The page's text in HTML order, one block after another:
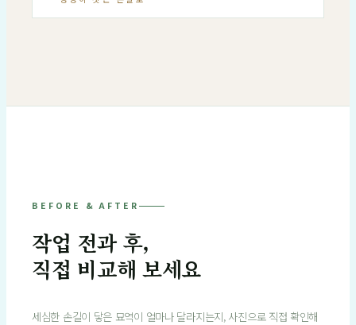
BEFORE & AFTER
작업 전과 후,
직접 비교해 보세요
세심한 손길이 닿은 묘역이 얼마나 달라지는지, 사진으로 직접 확인해